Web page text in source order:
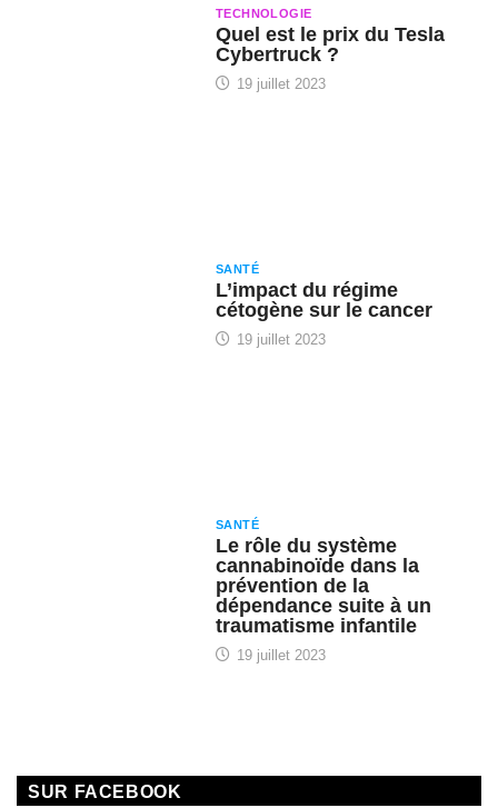
TECHNOLOGIE
Quel est le prix du Tesla
Cybertruck ?
19 juillet 2023
SANTÉ
L’impact du régime
cétogène sur le cancer
19 juillet 2023
SANTÉ
Le rôle du système
cannabinoïde dans la
prévention de la
dépendance suite à un
traumatisme infantile
19 juillet 2023
SUR FACEBOOK